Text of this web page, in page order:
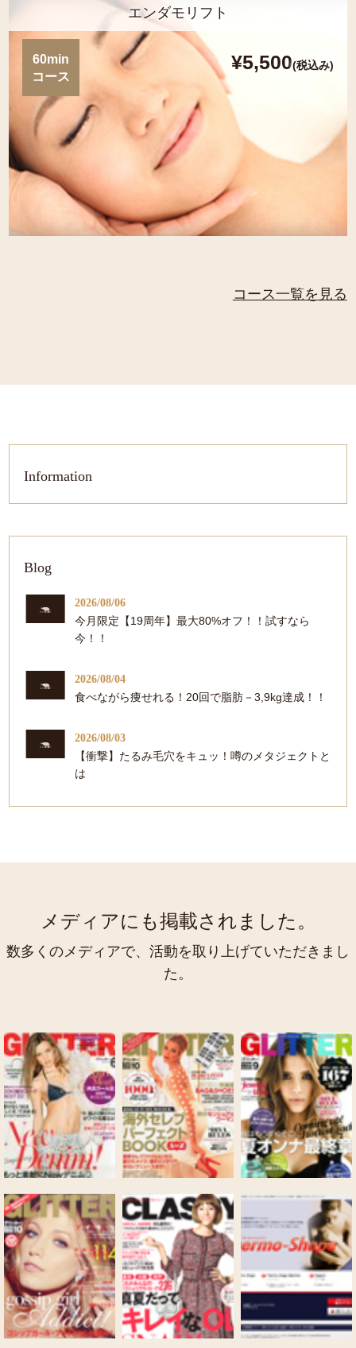
エンダモリフト
60min
コース
¥5,500(税込み)
コース一覧を見る
Information
Blog
2026/08/06
今月限定【19周年】最大80%オフ！！試すなら
今！！
2026/08/04
食べながら痩せれる！20回で脂肪－3,9kg達成！！
2026/08/03
【衝撃】たるみ毛穴をキュッ！噂のメタジェクトと
は
メディアにも掲載されました。
数多くのメディアで、活動を取り上げていただきまし
た。